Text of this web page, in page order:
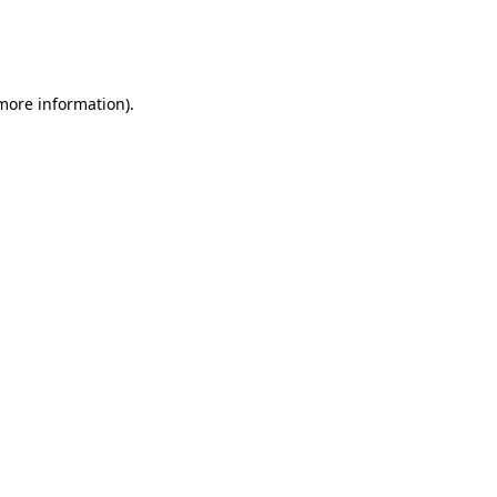
information).